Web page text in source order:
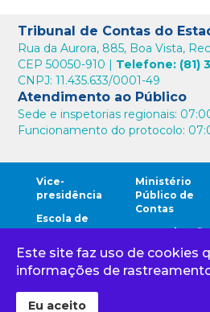
Tribunal de Contas do
Rua da Aurora, 885, Boa Vista,
CEP 50050-910 | Telefone: (81)
CNPJ: 11.435.633/0001-49
Atendimento ao Público
Sede e inspetorias regionais:
Funcionamento do protocolo:
Vice-
presidência
Escola de
Contas
Ouvidoria
Corregedoria
Ministério
Público de
Contas
Comunicação
Cidadão
Gestores
Este site faz uso de cookies
informações de
Eu aceito